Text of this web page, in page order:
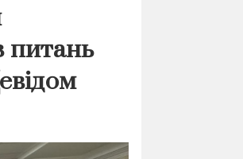
питань